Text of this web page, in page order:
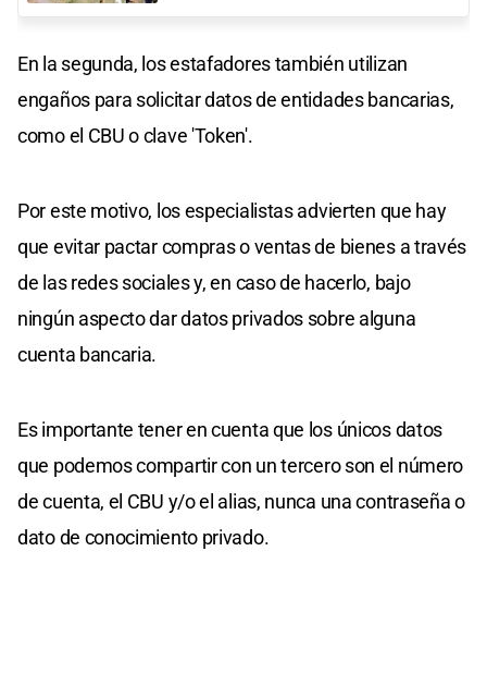
En la segunda, los estafadores también utilizan
engaños para solicitar datos de entidades bancarias,
como el CBU o clave 'Token'.
Por este motivo, los especialistas advierten que hay
que evitar pactar compras o ventas de bienes a través
de las redes sociales y, en caso de hacerlo, bajo
ningún aspecto dar datos privados sobre alguna
cuenta bancaria.
Es importante tener en cuenta que los únicos datos
que podemos compartir con un tercero son el número
de cuenta, el CBU y/o el alias, nunca una contraseña o
dato de conocimiento privado.